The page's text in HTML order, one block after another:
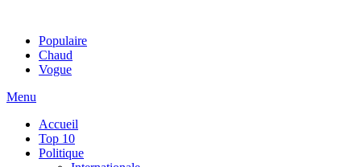
Populaire
Chaud
Vogue
Menu
Accueil
Top 10
Politique